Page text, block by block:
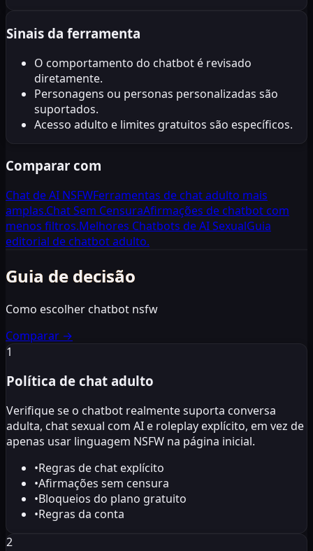
Sinais da ferramenta
O comportamento do chatbot é revisado
diretamente.
Personagens ou personas personalizadas são
suportados.
Acesso adulto e limites gratuitos são específicos.
Comparar com
Chat de AI NSFWFerramentas de chat adulto mais
amplas.Chat Sem CensuraAfirmações de chatbot com
menos filtros.Melhores Chatbots de AI SexualGuia
editorial de chatbot adulto.
Guia de decisão
Como escolher chatbot nsfw
Comparar →
1
Política de chat adulto
Verifique se o chatbot realmente suporta conversa
adulta, chat sexual com AI e roleplay explícito, em vez de
apenas usar linguagem NSFW na página inicial.
•Regras de chat explícito
•Afirmações sem censura
•Bloqueios do plano gratuito
•Regras da conta
2